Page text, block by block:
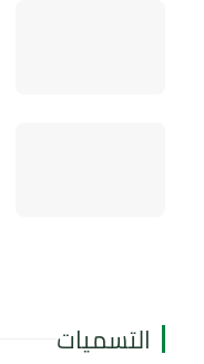
التسميات